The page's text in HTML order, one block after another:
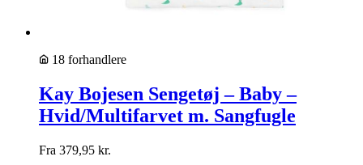
18 forhandlere
Kay Bojesen Sengetøj – Baby –
Hvid/Multifarvet m. Sangfugle
Fra 379,95 kr.